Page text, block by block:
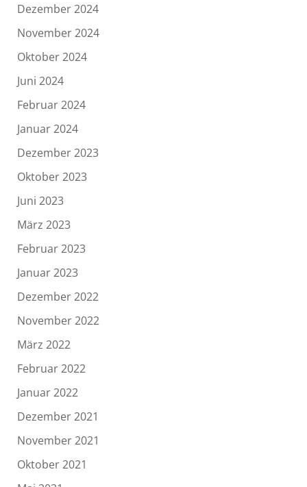
Dezember 2024
November 2024
Oktober 2024
Juni 2024
Februar 2024
Januar 2024
Dezember 2023
Oktober 2023
Juni 2023
März 2023
Februar 2023
Januar 2023
Dezember 2022
November 2022
März 2022
Februar 2022
Januar 2022
Dezember 2021
November 2021
Oktober 2021